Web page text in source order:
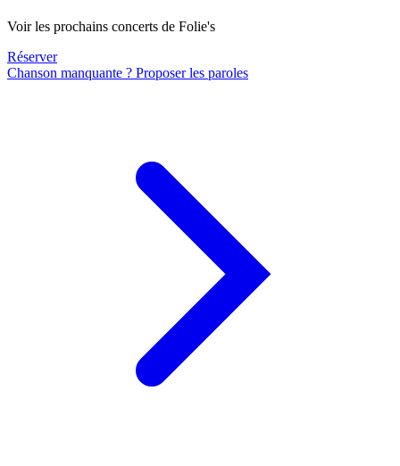
Voir les prochains concerts de Folie's
Réserver
Chanson manquante ? Proposer les paroles